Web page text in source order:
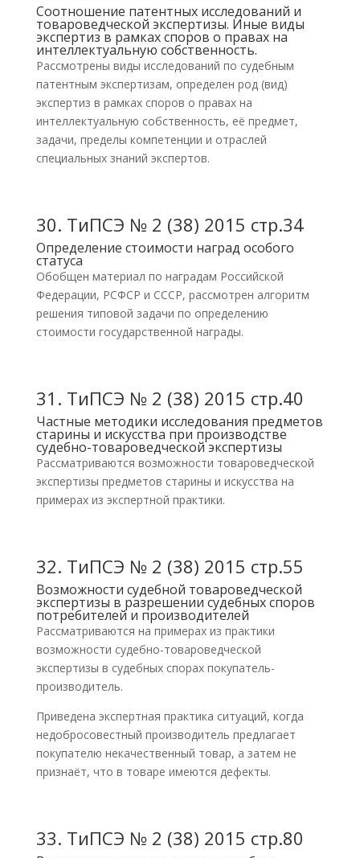
Соотношение патентных исследований и
товароведческой экспертизы. Иные виды
экспертиз в рамках споров о правах на
интеллектуальную собственность.
Рассмотрены виды исследований по судебным
патентным экспертизам, определен род (вид)
экспертиз в рамках споров о правах на
интеллектуальную собственность, её предмет,
задачи, пределы компетенции и отраслей
специальных знаний экспертов.
30. ТиПСЭ № 2 (38) 2015 стр.34
Определение стоимости наград особого
статуса
Обобщен материал по наградам Российской
Федерации, РСФСР и СССР, рассмотрен алгоритм
решения типовой задачи по определению
стоимости государственной награды.
31. ТиПСЭ № 2 (38) 2015 стр.40
Частные методики исследования предметов
старины и искусства при производстве
судебно-товароведческой экспертизы
Рассматриваются возможности товароведческой
экспертизы предметов старины и искусства на
примерах из экспертной практики.
32. ТиПСЭ № 2 (38) 2015 стр.55
Возможности судебной товароведческой
экспертизы в разрешении судебных споров
потребителей и производителей
Рассматриваются на примерах из практики
возможности судебно-товароведческой
экспертизы в судебных спорах покупатель-
производитель.
Приведена экспертная практика ситуаций, когда
недобросовестный производитель предлагает
покупателю некачественный товар, а затем не
признаёт, что в товаре имеются дефекты.
33. ТиПСЭ № 2 (38) 2015 стр.80